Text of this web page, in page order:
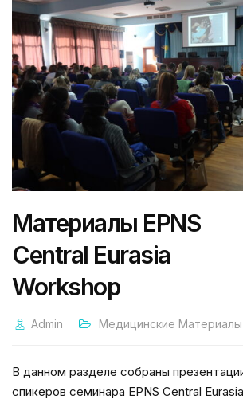
Материалы EPNS
Central Eurasia
Workshop
Admin Медицинские Материалы
В данном разделе собраны
спикеров семинара EPNS Central